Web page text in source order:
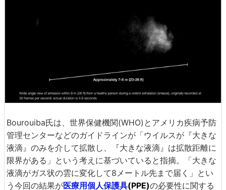
Bourouiba氏は、世界保健機関(WHO)とアメリカ疾病予防
管理センターなどのガイドラインが「ウイルスが『大きな
液滴』のみを介して拡散し、『大きな液滴』は拡散距離に
限界がある」という考えに基づいていると指摘。「大きな
液滴がガス状の雲に変化して8メートル先まで届く」とい
う今回の結果が医療用個人保護具(PPE)の必要性に関する